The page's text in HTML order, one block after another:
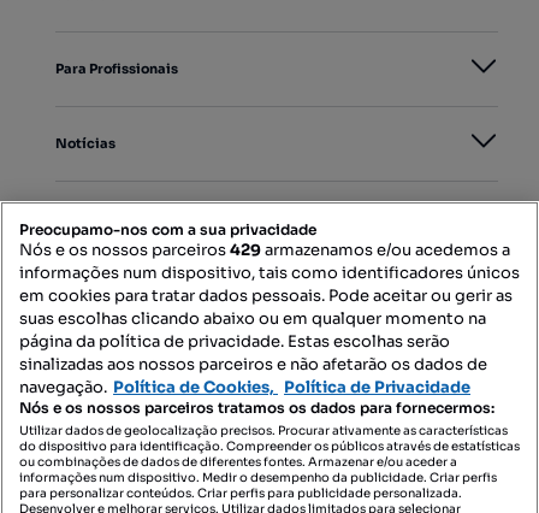
Para Profissionais
Notícias
Mapa do Site
Contacte-nos
SIGA-NOS:
Preocupamo-nos com a sua privacidade
Nós e os nossos parceiros429armazenamos e/ou acedemos a
informações num dispositivo, tais como identificadores únicos
em cookies para tratar dados pessoais. Pode aceitar ou gerir as
suas escolhas clicando abaixo ou em qualquer momento na
página da política de privacidade. Estas escolhas serão
sinalizadas aos nossos parceiros e não afetarão os dados de
navegação. Política de Cookies, Política de Privacidade
Nós e os nossos parceiros tratamos os dados para fornecermos:
Utilizar dados de geolocalização precisos. Procurar ativamente as características
do dispositivo para identificação. Compreender os públicos através de estatísticas
ou combinações de dados de diferentes fontes. Armazenar e/ou aceder a
informações num dispositivo. Medir o desempenho da publicidade. Criar perfis
para personalizar conteúdos. Criar perfis para publicidade personalizada.
Desenvolver e melhorar serviços. Utilizar dados limitados para selecionar